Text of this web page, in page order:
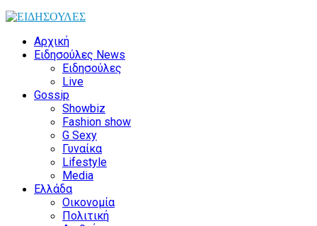
Αρχική
Ειδησούλες News
Ειδησούλες
Live
Gossip
Showbiz
Fashion show
G Sexy
Γυναίκα
Lifestyle
Media
Ελλάδα
Οικονομία
Πολιτική